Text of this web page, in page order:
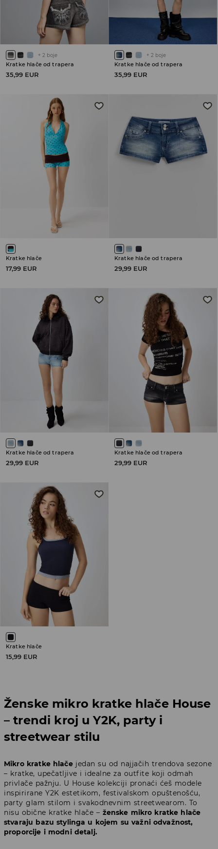
+ 2 boje
Kratke hlače od trapera
35,99 EUR
+ 2 boje
Kratke hlače od trapera
35,99 EUR
Kratke hlače
17,99 EUR
Kratke hlače od trapera
29,99 EUR
Kratke hlače od trapera
29,99 EUR
Kratke hlače od trapera
29,99 EUR
Kratke hlače
15,99 EUR
Ženske mikro kratke hlače House
– trendi kroj u Y2K, party i
streetwear stilu
Mikro kratke hlačejedan su od najjačih trendova sezone
– kratke, upečatljive i idealne za outfite koji odmah
privlače pažnju. U House kolekciji pronaći ćeš modele
inspirirane Y2K estetikom, festivalskom opuštenošću,
party glam stilom i svakodnevnim streetwearom. To
nisu obične kratke hlače – ženske mikro kratke hlače
stvaraju bazu stylinga u kojem su važni odvažnost,
proporcije i modni detalj.